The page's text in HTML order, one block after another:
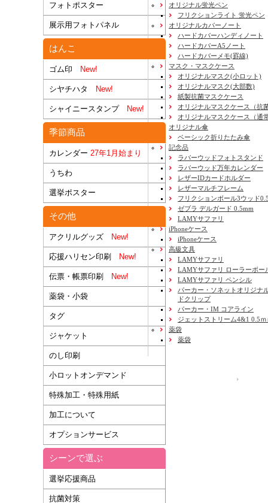
フォトポスター
展示用フォトパネル
はんこ
ゴム印 New!
シヤチハタ New!
シャイニースタンプNew!
季節商品
カレンダー 27年1月始まり
うちわ
選挙ポスター
その他
アクリルグッズ New!
応援ハリセン印刷 New!
伝票・帳票印刷 New!
薬袋・小袋
タグ
ジャケット
のし印刷
小ロットオンデマンド
特殊加工・特殊用紙
加工について
オプションサービス
シーンで選ぶ
選挙応援商品
抗菌対策
オリジナル蛍光ペン
フリクションライト 蛍光ペン
オリジナルカバーノート
ハードカバーハンディノート
ハードカバーA5ノート
ハードカバーメモ(罫線)
マスク・マスクケース
オリジナルマスク(小ロット)
オリジナルマスク(大部数)
紙製抗菌マスクケース
オリジナルマスクケース（抗
オリジナルマスクケース（通
オリジナル傘
ベーシック折りたたみ傘
記念品
ラバーウッドフォトスタンド
ラバーウッド万年カレンダー
レザーIDカードホルダー
レザーマルチフレーム
フリクションボール3ウッド
ゼブラ デルガード 0.5mm
LAMYサファリ
iPhoneケース
iPhoneケース
高級文具
LAMYサファリ
LAMYサファリ ローラーボー
LAMYサファリ ペンシル
パーカー・ソネットオリジナ
ドクリップ
パーカー・IM コアライン
ジェットストリーム4&1 0.5ｍ
薬袋
薬袋